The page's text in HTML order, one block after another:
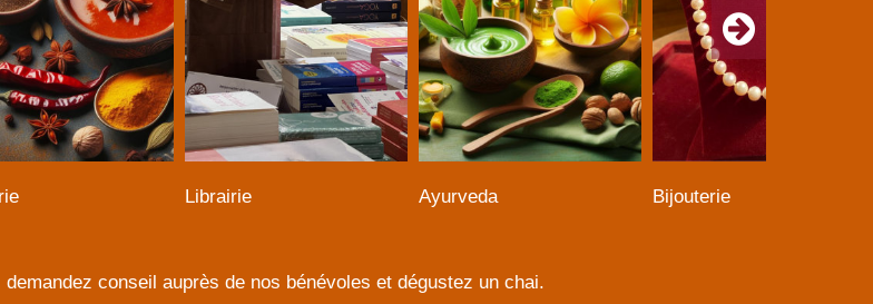
Librairie Ayurveda Bijouterie
conseil auprès de nos bénévoles et dégustez un chai.